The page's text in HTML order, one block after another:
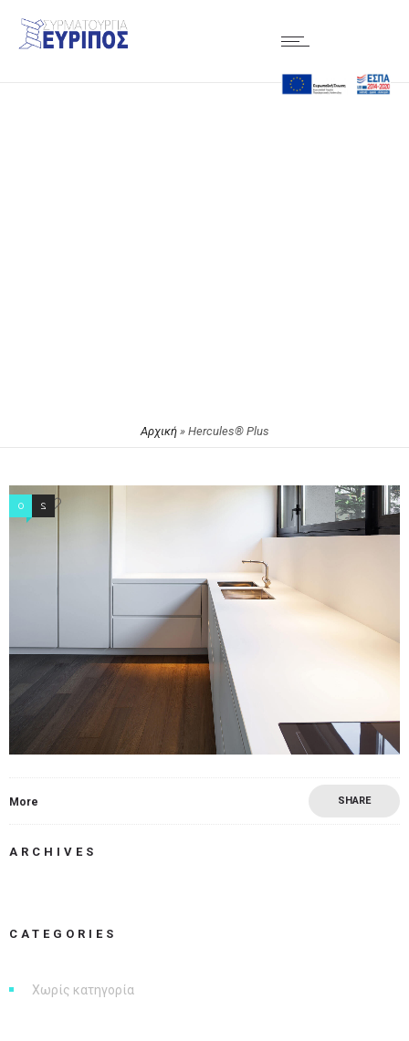
Αρχική» Hercules® Plus
0 2
More SHARE
ARCHIVES
CATEGORIES
Χωρίς κατηγορία